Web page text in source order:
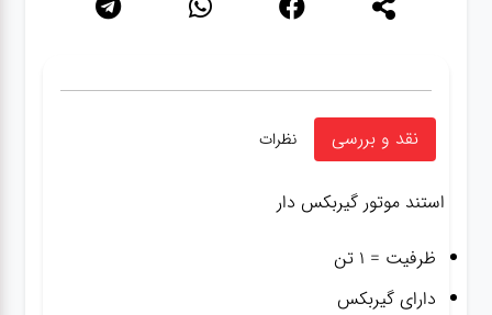
نقد و بررسی نظرات
استند موتور گیربکس دار
ظرفیت = ۱ تن
دارای گیربکس